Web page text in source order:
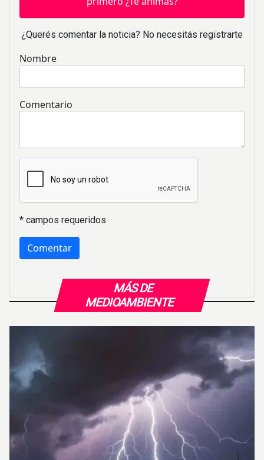
MÁS DE
MEDIOAMBIENTE
¿Querés comentar la noticia? No necesitás registrarte
Nombre
Comentario
* campos requeridos